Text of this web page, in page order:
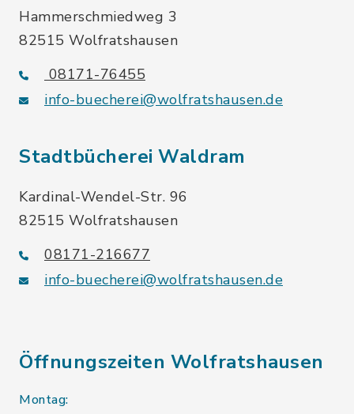
Hammerschmiedweg 3
82515 Wolfratshausen
08171-76455
info-buecherei@wolfratshausen.de
Stadtbücherei Waldram
Kardinal-Wendel-Str. 96
82515 Wolfratshausen
08171-216677
info-buecherei@wolfratshausen.de
Öffnungszeiten Wolfratshausen
Montag: